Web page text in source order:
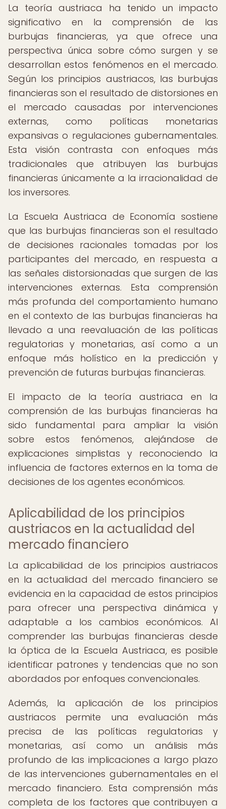
La teoría austriaca ha tenido un impacto
significativo en la comprensión de las
burbujas financieras, ya que ofrece una
perspectiva única sobre cómo surgen y se
desarrollan estos fenómenos en el mercado.
Según los principios austriacos, las burbujas
financieras son el resultado de distorsiones en
el mercado causadas por intervenciones
externas, como políticas monetarias
expansivas o regulaciones gubernamentales.
Esta visión contrasta con enfoques más
tradicionales que atribuyen las burbujas
financieras únicamente a la irracionalidad de
los inversores.
La Escuela Austriaca de Economía sostiene
que las burbujas financieras son el resultado
de decisiones racionales tomadas por los
participantes del mercado, en respuesta a
las señales distorsionadas que surgen de las
intervenciones externas. Esta comprensión
más profunda del comportamiento humano
en el contexto de las burbujas financieras ha
llevado a una reevaluación de las políticas
regulatorias y monetarias, así como a un
enfoque más holístico en la predicción y
prevención de futuras burbujas financieras.
El impacto de la teoría austriaca en la
comprensión de las burbujas financieras ha
sido fundamental para ampliar la visión
sobre estos fenómenos, alejándose de
explicaciones simplistas y reconociendo la
influencia de factores externos en la toma de
decisiones de los agentes económicos.
Aplicabilidad de los principios
austriacos en la actualidad del
mercado financiero
La aplicabilidad de los principios austriacos
en la actualidad del mercado financiero se
evidencia en la capacidad de estos principios
para ofrecer una perspectiva dinámica y
adaptable a los cambios económicos. Al
comprender las burbujas financieras desde
la óptica de la Escuela Austriaca, es posible
identificar patrones y tendencias que no son
abordados por enfoques convencionales.
Además, la aplicación de los principios
austriacos permite una evaluación más
precisa de las políticas regulatorias y
monetarias, así como un análisis más
profundo de las implicaciones a largo plazo
de las intervenciones gubernamentales en el
mercado financiero. Esta comprensión más
completa de los factores que contribuyen a